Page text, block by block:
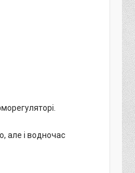
але і водночас